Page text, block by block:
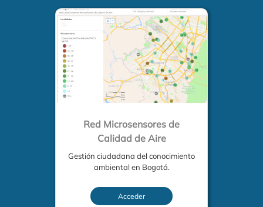
Red Microsensores de
Calidad de Aire
Gestión ciudadana del conocimiento
ambiental en Bogotá.
Acceder